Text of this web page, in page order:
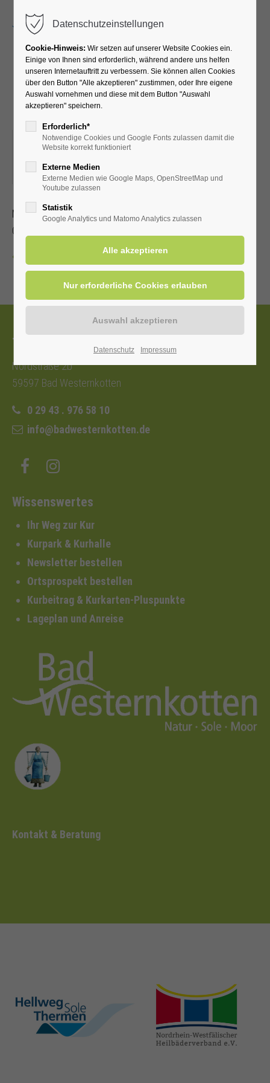
Kreativkurs mit Pia-Marie
und Petra
19.05.2026, 19:00
UNTERGESCHOSS
Malen, Stempeltechnik und Deko
Ohne Anmeldung, Dauer ca. 1 – 2 Stunden
Tourist-Information
Nordstraße 2b
59597 Bad Westernkotten
0 29 43 . 976 58 10
info@badwesternkotten.de
Wissenswertes
Ihr Weg zur Kur
Kurpark & Kurhalle
Newsletter bestellen
Ortsprospekt bestellen
Kurbeitrag & Kurkarten-Pluspunkte
Lageplan und Anreise
Kontakt & Beratung
hellweg-sole-
thermen.de
heilbaeder.de
Datenschutzeinstellungen
Cookie-Hinweis: Wir setzen auf unserer Website Cookies ein.
Einige von Ihnen sind erforderlich, während andere uns helfen
unseren Internetauftritt zu verbessern. Sie können allen Cookies
über den Button "Alle akzeptieren" zustimmen, oder Ihre eigene
Auswahl vornehmen und diese mit dem Button "Auswahl
akzeptieren" speichern.
Erforderlich*
Notwendige Cookies und Google Fonts zulassen damit die
Website korrekt funktioniert
Externe Medien
Externe Medien wie Google Maps, OpenStreetMap und
Youtube zulassen
Statistik
Google Analytics und Matomo Analytics zulassen
Datenschutz Impressum